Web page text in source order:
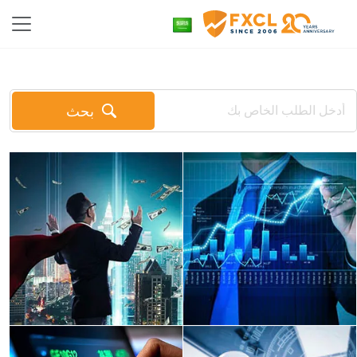
بحث
For beginners